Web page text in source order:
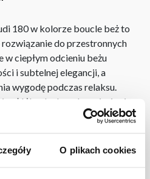
O plikach cookies
180 w kolorze boucle beż to
do przestronnych
w ciepłym odcieniu beżu
i subtelnej elegancji, a
wygodę podczas relaksu.
łóżka doskonale wpisuje się
harmonijną i stylową